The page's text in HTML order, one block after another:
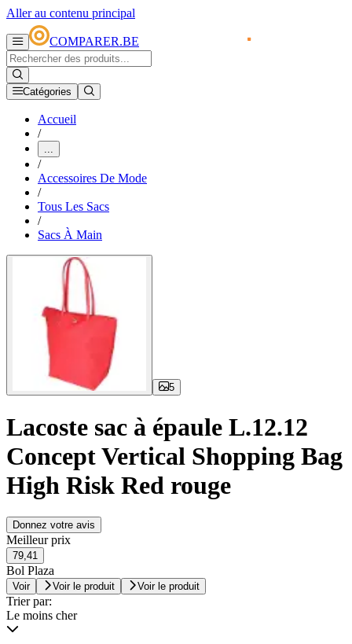
Aller au contenu principal
COMPARER.BE
Catégories
Accueil
/
...
/
Accessoires De Mode
/
Tous Les Sacs
/
Sacs À Main
5
Lacoste sac à épaule L.12.12
Concept Vertical Shopping Bag
High Risk Red rouge
Donnez votre avis
Meilleur prix
79,41
Bol Plaza
Voir Voir le produit Voir le produit
Trier par:
Le moins cher